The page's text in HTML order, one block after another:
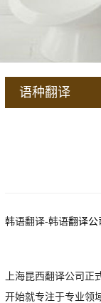
语种翻译
韩语翻译-韩语翻译公
上海昆西翻译公司正
开始就专注于专业领